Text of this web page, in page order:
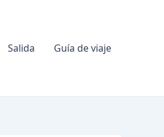
Salida Guía de viaje